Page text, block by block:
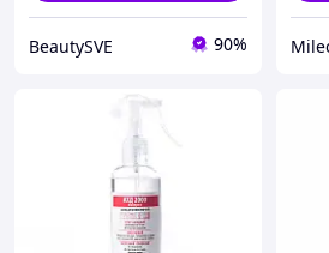
BeautySVE 90%